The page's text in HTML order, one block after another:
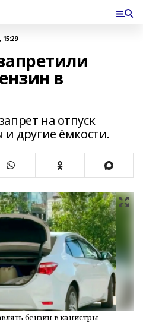
в
на отпуск
другие ёмкости.
бензин в канистры